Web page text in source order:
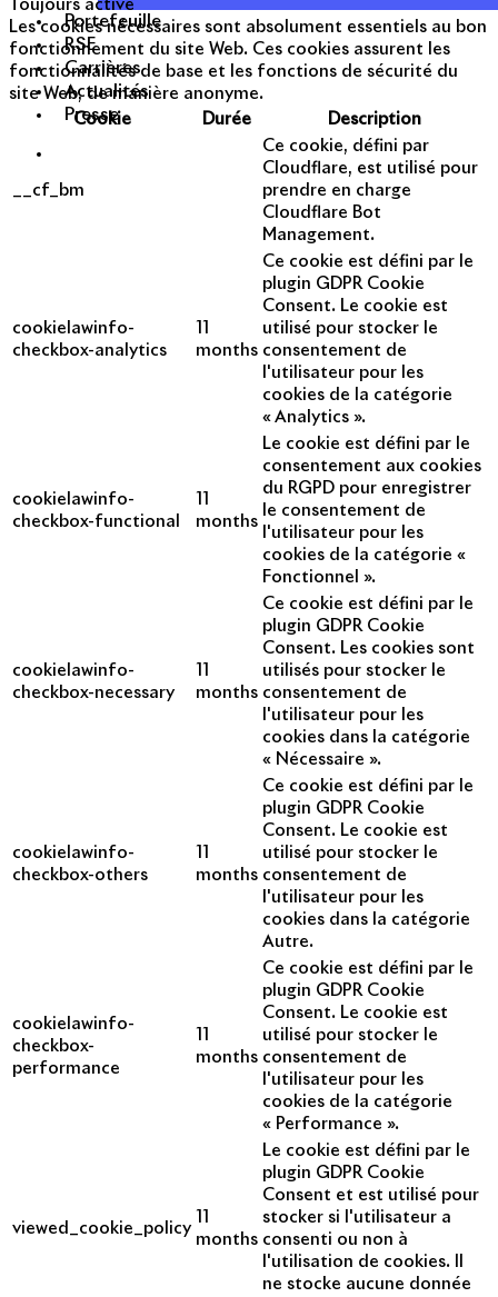
Portefeuille
RSE
Carrières
Actualités
Presse
Toujours activé
Les cookies nécessaires sont absolument essentiels au bon
fonctionnement du site Web. Ces cookies assurent les
fonctionnalités de base et les fonctions de sécurité du
site Web, de manière anonyme.
Cookie
Durée Description
__cf_bm
Ce cookie, défini par
Cloudflare, est utilisé pour
prendre en charge
Cloudflare Bot
Management.
cookielawinfo-
checkbox-analytics
months
Ce cookie est défini par le
plugin GDPR Cookie
Consent. Le cookie est
utilisé pour stocker le
consentement de
l'utilisateur pour les
cookies de la catégorie
« Analytics ».
cookielawinfo-
checkbox-functional
months
Le cookie est défini par le
consentement aux cookies
du RGPD pour enregistrer
le consentement de
l'utilisateur pour les
cookies de la catégorie «
Fonctionnel ».
cookielawinfo-
checkbox-necessary
months
Ce cookie est défini par le
plugin GDPR Cookie
Consent. Les cookies sont
utilisés pour stocker le
consentement de
l'utilisateur pour les
cookies dans la catégorie
« Nécessaire ».
cookielawinfo-
checkbox-others
months
Ce cookie est défini par le
plugin GDPR Cookie
Consent. Le cookie est
utilisé pour stocker le
consentement de
l'utilisateur pour les
cookies dans la catégorie
Autre.
cookielawinfo-
checkbox-
performance
months
Ce cookie est défini par le
plugin GDPR Cookie
Consent. Le cookie est
utilisé pour stocker le
consentement de
l'utilisateur pour les
cookies de la catégorie
« Performance ».
viewed_cookie_policy
months
Le cookie est défini par le
plugin GDPR Cookie
Consent et est utilisé pour
stocker si l'utilisateur a
consenti ou non à
l'utilisation de cookies. Il
ne stocke aucune donnée